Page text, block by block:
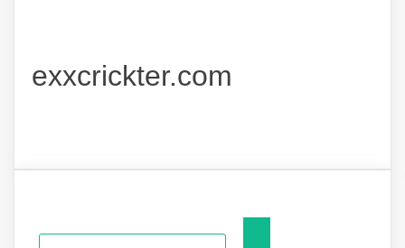
exxcrickter.com